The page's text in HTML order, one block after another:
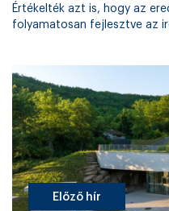
Értékelték azt is, hogy az
folyamatosan fejlesztve az
Előző hír